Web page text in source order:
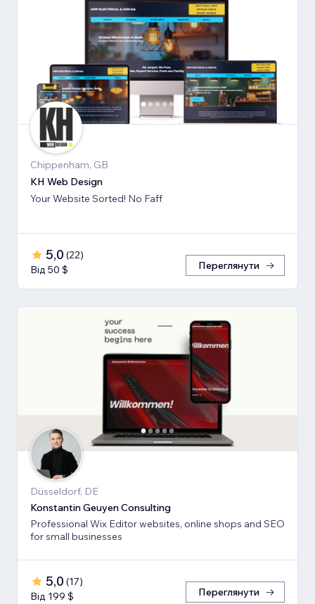
Chippenham, GB
KH Web Design
Your Website Sorted! No Faff
5,0 (22)
Від 50 $
Переглянути
Düsseldorf, DE
Konstantin Geuyen Consulting
Professional Wix Editor websites, online shops and SEO
for small businesses
5,0 (17)
Від 199 $
Переглянути